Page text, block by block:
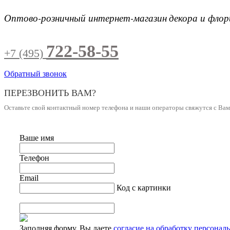
Оптово-розничный интернет-магазиндекора и
+7 (495) 722-58-55
Обратный звонок
ПЕРЕЗВОНИТЬ ВАМ?
Оставьте свой контактный номер телефона и наши операторы свяжутся с
Ваше имя
Телефон
Email
Код с картинки
Заполняя форму, Вы даете согласие на обработку